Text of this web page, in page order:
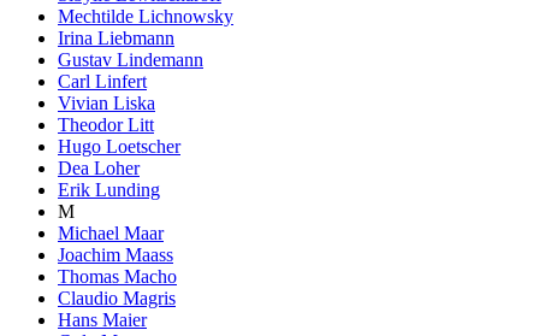
Mechtilde Lichnowsky
Irina Liebmann
Gustav Lindemann
Carl Linfert
Vivian Liska
Theodor Litt
Hugo Loetscher
Dea Loher
Erik Lunding
M
Michael Maar
Joachim Maass
Thomas Macho
Claudio Magris
Hans Maier